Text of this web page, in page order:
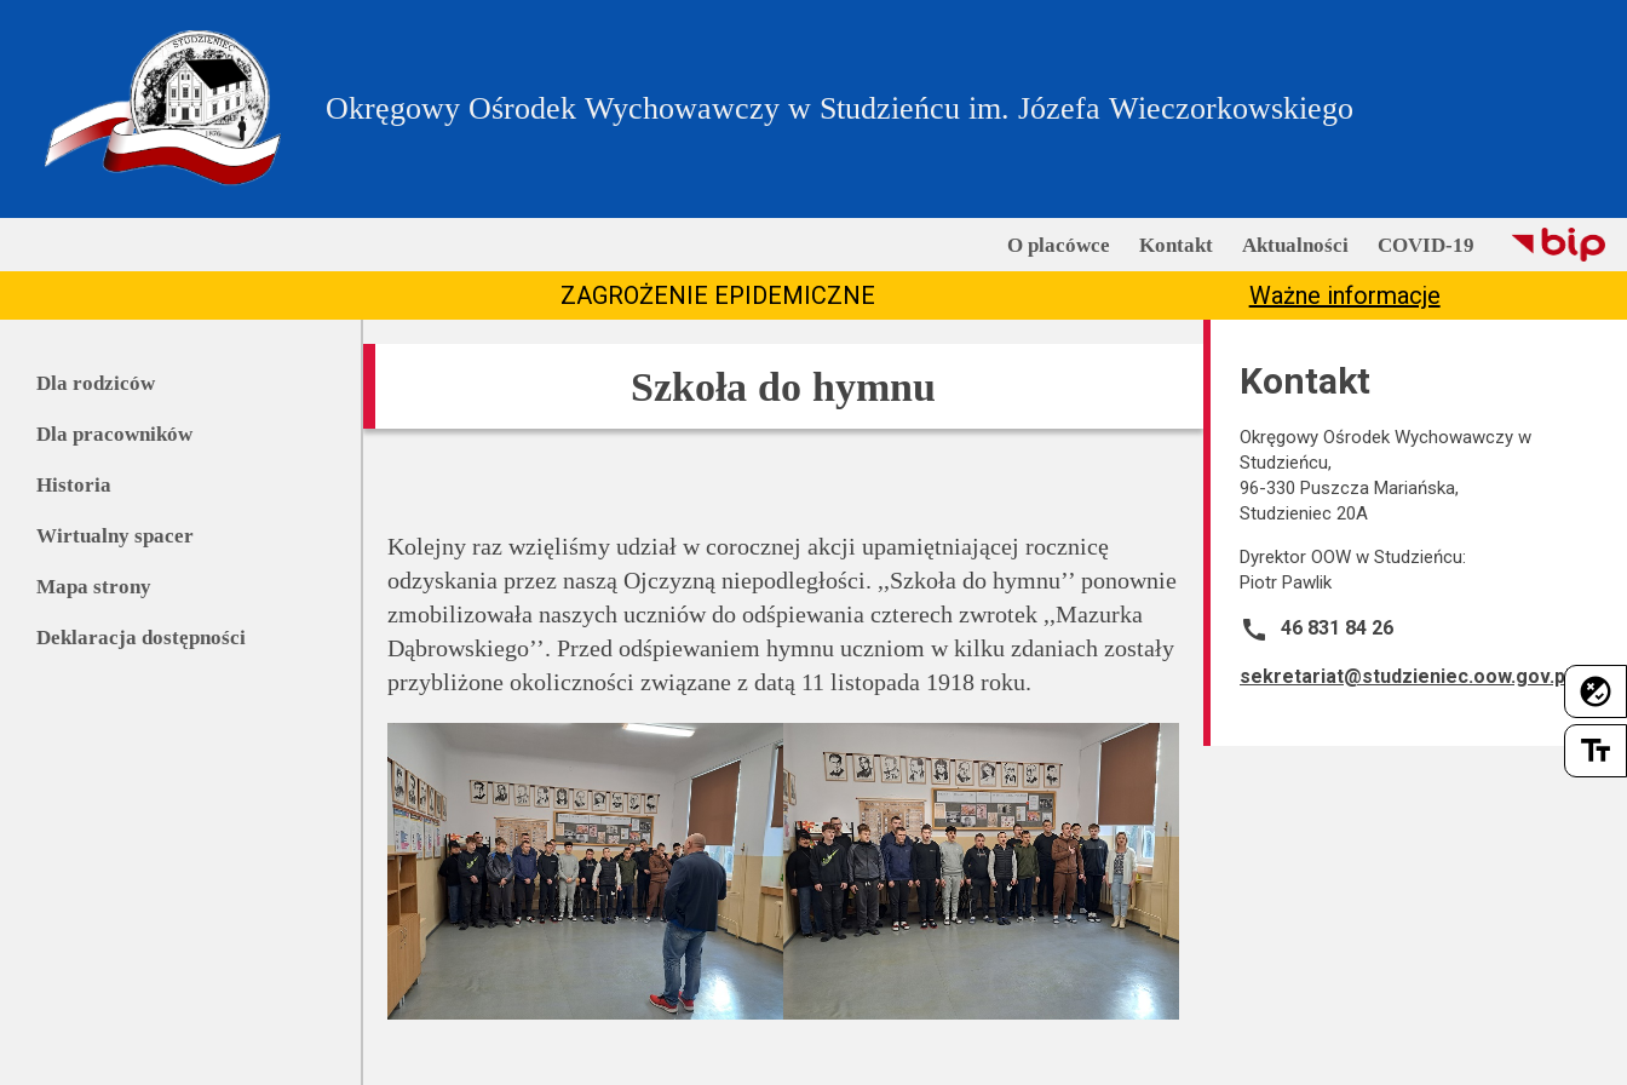
flaky
text_fields
Okręgowy Ośrodek Wychowawczy w Studzieńcu im. Józefa Wieczorkowskiego
O placówce Kontakt Aktualności COVID-19
ZAGROŻENIE EPIDEMICZNE Ważne informacje
Dla rodziców
Dla pracowników
Historia
Wirtualny spacer
Mapa strony
Deklaracja dostępności
Szkoła do hymnu
Kolejny raz wzięliśmy udział w corocznej akcji upamiętniającej rocznicę
odzyskania przez naszą Ojczyzną niepodległości. ,,Szkoła do hymnu’’ ponownie
zmobilizowała naszych uczniów do odśpiewania czterech zwrotek ,,Mazurka
Dąbrowskiego’’. Przed odśpiewaniem hymnu uczniom w kilku zdaniach zostały
przybliżone okoliczności związane z datą 11 listopada 1918 roku.
Kontakt
Okręgowy Ośrodek Wychowawczy w
Studzieńcu,
96-330 Puszcza Mariańska,
Studzieniec 20A
Dyrektor OOW w Studzieńcu:
Piotr Pawlik
call 46 831 84 26
sekretariat@studzieniec.oow.gov.pl